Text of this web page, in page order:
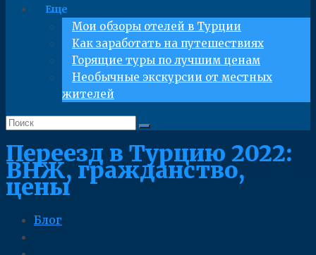
Еще
Мои обзоры отелей в Турции
Как заработать на путешествиях
Горящие туры по лучшим ценам
Необычные экскурсии от местных
жителей
Переезд в Турцию 2022:
ВНЖ, гражданство,
цены
Блог